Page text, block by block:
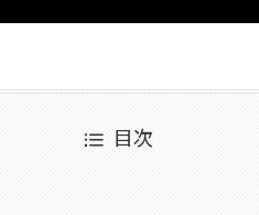
目次